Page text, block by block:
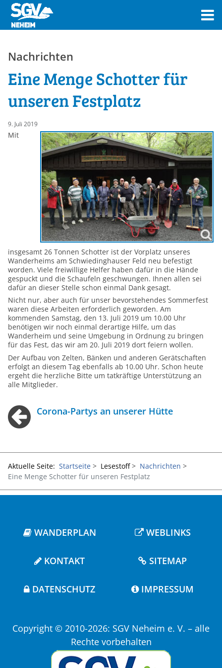
Nachrichten
Eine Menge Schotter für
unseren Festplatz
9. Juli 2019
Mit
insgesamt 26 Tonnen Schotter ist der Vorplatz unseres
Wanderheims am Schwiedinghauser Feld neu befestigt
worden. Viele freiwillige Helfer haben dafür in die Hände
gespuckt und die Schaufeln geschwungen. Ihnen allen sei
dafür an dieser Stelle schon einmal Dank gesagt.
Nicht nur, aber auch für unser bevorstehendes Sommerfest
waren diese Arbeiten erforderlich geworden. Am
kommenden Samstag, den 13. Juli 2019 um 10.00 Uhr
benötigen wir noch einmal derartige Hilfe, um das
Wanderheim und seine Umgebung in Ordnung zu bringen
für das Fest, das wir am 20. Juli 2019 dort feiern wollen.
Der Aufbau von Zelten, Bänken und anderen Gerätschaften
erfolgt an diesem Tag ebenfalls ab 10.00 Uhr. Schon heute
ergeht die herzliche Bitte um tatkräftige Unterstützung an
alle Mitglieder.
Corona-Partys an unserer Hütte
Aktuelle Seite: Startseite Lesestoff
Nachrichten
Eine Menge Schotter für unseren Festplatz
WANDERPLAN WEBLINKS
KONTAKT SITEMAP
DATENSCHUTZ IMPRESSUM
Copyright © 2010-2026: SGV Neheim e. V. – alle
Rechte vorbehalten